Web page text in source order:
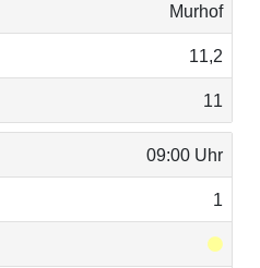
Murhof
11,2
11
09:00 Uhr
1